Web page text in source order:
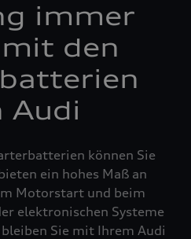
immer
den
Audi
können Sie
ein hohes Maß an
Motorstart und beim
elektronischen Systeme
Sie mit Ihrem Audi